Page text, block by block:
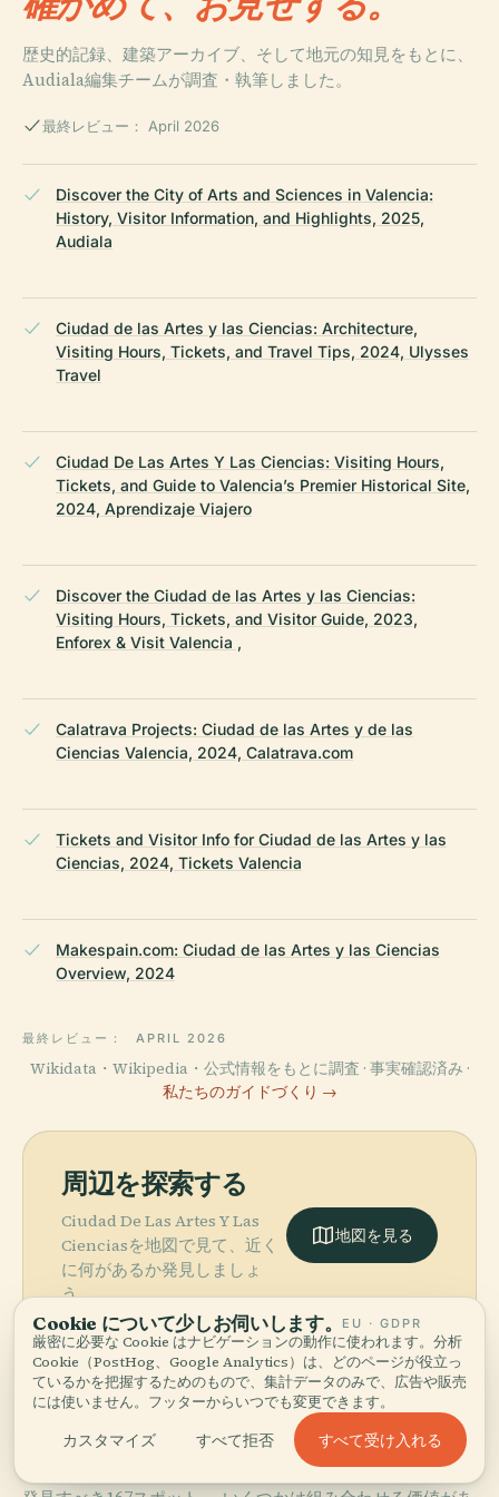
歴史的記録、建築アーカイブ、そして地元の知見をもとに、
Audiala編集チームが調査・執筆しました。
最終レビュー： April 2026
Discover the City of Arts and Sciences in Valencia:
History, Visitor Information, and Highlights, 2025,
Audiala
Ciudad de las Artes y las Ciencias: Architecture,
Visiting Hours, Tickets, and Travel Tips, 2024, Ulysses
Travel
Ciudad De Las Artes Y Las Ciencias: Visiting Hours,
Tickets, and Guide to Valencia’s Premier Historical Site,
2024, Aprendizaje Viajero
Discover the Ciudad de las Artes y las Ciencias:
Visiting Hours, Tickets, and Visitor Guide, 2023,
Enforex & Visit Valencia ,
Calatrava Projects: Ciudad de las Artes y de las
Ciencias Valencia, 2024, Calatrava.com
Tickets and Visitor Info for Ciudad de las Artes y las
Ciencias, 2024, Tickets Valencia
Makespain.com: Ciudad de las Artes y las Ciencias
Overview, 2024
最終レビュー： APRIL 2026
Wikidata・Wikipedia・公式情報をもとに調査 · 事実確認済み ·
私たちのガイドづくり →
周辺を探索する
Ciudad De Las Artes Y Las
Cienciasを地図で見て、近く
に何があるか発見しましょ
う。
地図を見る
More in バレンシア.
Cookie について少しお伺いします。 EU · GDPR
厳密に必要な Cookie はナビゲーションの動作に使われます。分析
Cookie（PostHog、Google Analytics）は、どのページが役立っ
ているかを把握するためのもので、集計データのみで、広告や販売
には使いません。フッターからいつでも変更できます。
カスタマイズ すべて拒否 すべて受け入れる